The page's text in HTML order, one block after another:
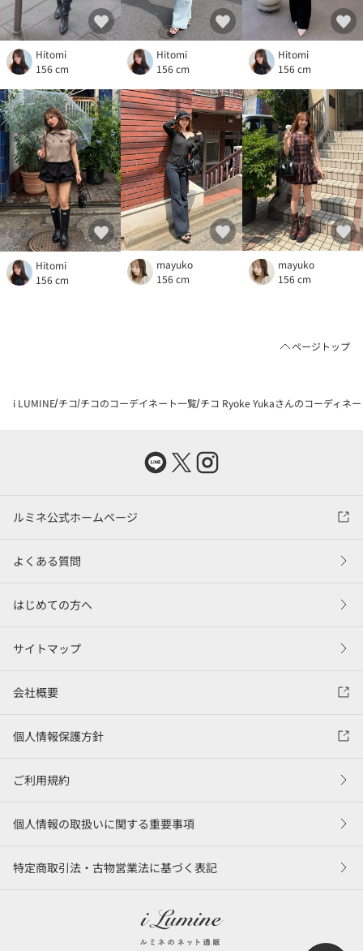
Hitomi
156 cm
Hitomi
156 cm
Hitomi
156 cm
Hitomi
156 cm
mayuko
156 cm
mayuko
156 cm
ページトップ
i LUMINE チコ チコのコーデイネート一覧 チコ Ryoke Yukaさんのコーディネ
ルミネ公式ホームページ
よくある質問
はじめての方へ
サイトマップ
会社概要
個人情報保護方針
ご利用規約
個人情報の取扱いに関する重要事項
特定商取引法・古物営業法に基づく表記